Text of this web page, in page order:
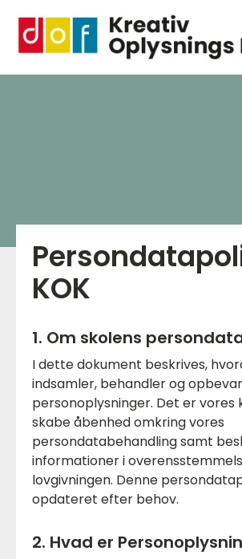
KOK
1. Om skolens
I dette dokument beskrives,
indsamler, behandler og
personoplysninger. Det er vores
skabe åbenhed omkring vores
persondatabehandling samt
informationer i
lovgivningen. Denne
opdateret efter behov.
2. Hvad er